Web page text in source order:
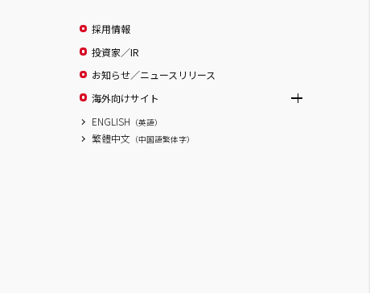
採用情報
投資家／IR
お知らせ／ニュースリリース
海外向けサイト
ENGLISH （英語）
繁體中文 （中国語繁体字）